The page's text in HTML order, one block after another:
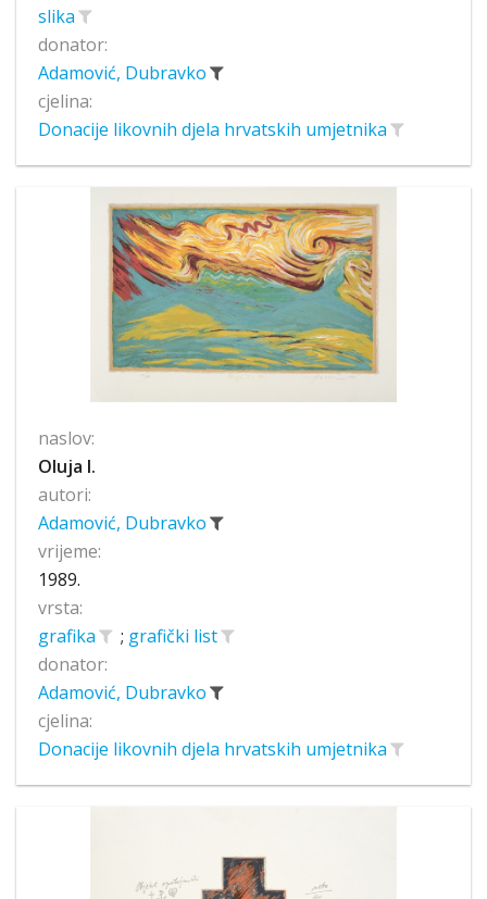
slika
donator:
Adamović, Dubravko
cjelina:
Donacije likovnih djela hrvatskih umjetnika
naslov:
Oluja I.
autori:
Adamović, Dubravko
vrijeme:
1989.
vrsta:
grafika
; grafički list
donator:
Adamović, Dubravko
cjelina:
Donacije likovnih djela hrvatskih umjetnika